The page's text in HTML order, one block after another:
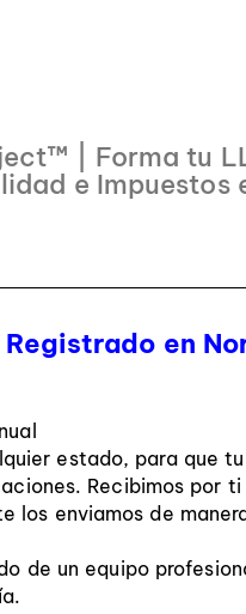
| Forma tu
e Impuestos
en
estado, para que tu
Recibimos por ti
los enviamos de
de un equipo